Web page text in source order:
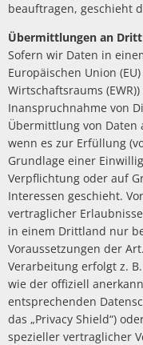
beauftragen, geschieht
Übermittlungen an
Sofern wir Daten in
Europäischen Union
Wirtschaftsraums
Inanspruchnahme von
Übermittlung von
wenn es zur Erfüllung
Grundlage einer
Verpflichtung oder auf
Interessen geschieht.
vertraglicher
in einem Drittland nur
Voraussetzungen der
Verarbeitung erfolgt z.
wie der offiziell
entsprechenden
das „Privacy Shield“)
spezieller vertraglicher